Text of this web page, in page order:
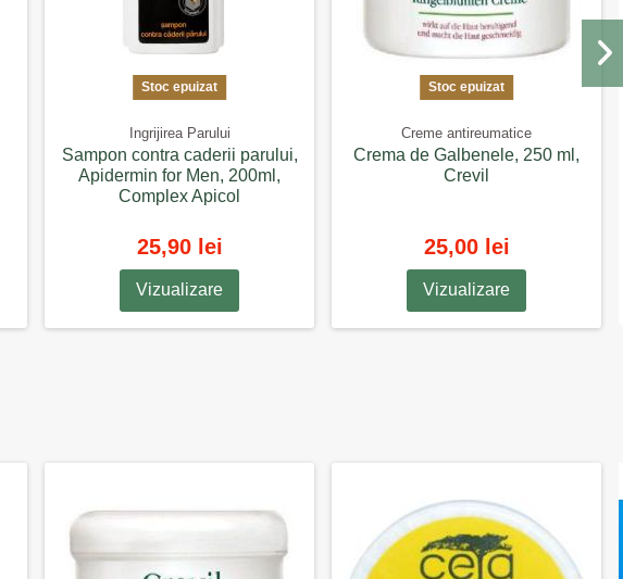
Stoc epuizat
Ingrijirea Parului
Sampon contra caderii parului,
Apidermin for Men, 200ml,
Complex Apicol
25,90 lei
Vizualizare
Stoc epuizat
Creme antireumatice
Crema de Galbenele, 250 ml,
Crevil
25,00 lei
Vizualizare